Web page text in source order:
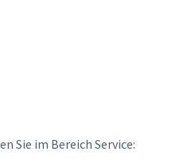
Sie im Bereich Service: